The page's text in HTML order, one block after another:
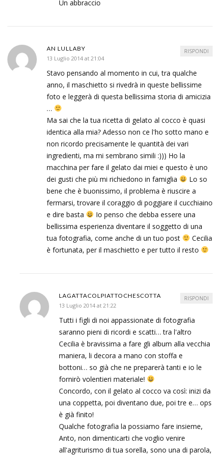
Un abbraccio
AN LULLABY
13 Luglio 2014 at 21:04
Stavo pensando al momento in cui, tra qualche
anno, il maschietto si rivedrà in queste bellissime
foto e leggerà di questa bellissima storia di amicizia
…
Ma sai che la tua ricetta di gelato al cocco è quasi
identica alla mia? Adesso non ce l'ho sotto mano e
non ricordo precisamente le quantità dei vari
ingredienti, ma mi sembrano simili :))) Ho la
macchina per fare il gelato dai miei e questo è uno
dei gusti che più mi richiedono in famiglia
Lo so
bene che è buonissimo, il problema è riuscire a
fermarsi, trovare il coraggio di poggiare il cucchiaino
e dire basta
Io penso che debba essere una
bellissima esperienza diventare il soggetto di una
tua fotografia, come anche di un tuo post
Cecilia
è fortunata, per il maschietto e per tutto il resto
RISPONDI
LAGATTACOLPIATTOCHESCOTTA
13 Luglio 2014 at 21:22
Tutti i figli di noi appassionate di fotografia
saranno pieni di ricordi e scatti… tra l'altro
Cecilia è bravissima a fare gli album alla vecchia
maniera, li decora a mano con stoffa e
bottoni… so già che ne preparerà tanti e io le
fornirò volentieri materiale!
Concordo, con il gelato al cocco va così: inizi da
una coppetta, poi diventano due, poi tre e… ops
è già finito!
Qualche fotografia la possiamo fare insieme,
Anto, non dimenticarti che voglio venire
all'agriturismo di tua sorella, sono una di parola,
RISPONDI